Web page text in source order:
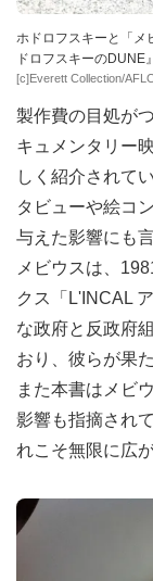
ホドロフスキーと「メ
ドロフスキーのDUNE
[c]Everett Collection/
製作費の目処が
キュメンタリー
しく紹介されて
タビューや絵コ
与えた影響にも
メビウスは、
クス「L'INCAL
な政府と反政府
おり、彼らが果
また本書はメビ
影響も指摘され
れこそ無限に広